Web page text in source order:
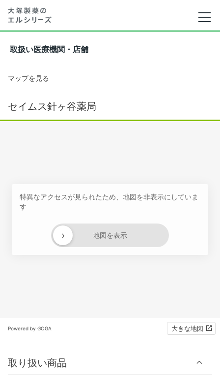
取扱い医療機関・店舗
マップを見る
セイムス針ヶ谷薬局
特異なアクセスが見られたため、地図を非表示にしていま
す
地図を表示
›
Powered by GOGA 大きな地図
取り扱い商品